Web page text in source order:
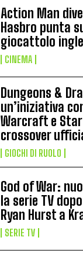
Action Man
Hasbro punta
giocattolo
CINEMA
Dungeons &
un’iniziativa
Warcraft e
crossover
GIOCHI DI RUOLO
God of War:
la serie TV
Ryan Hurst a
SERIE TV